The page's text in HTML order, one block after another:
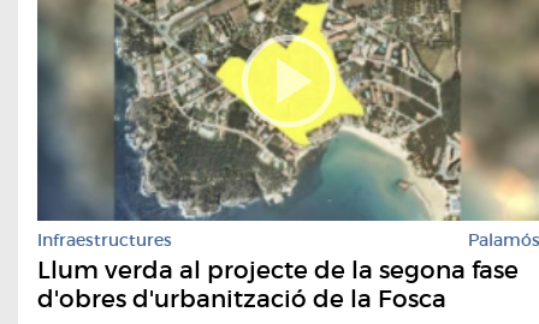
Infraestructures Palamós
Llum verda al projecte de la segona fase
d'obres d'urbanització de la Fosca